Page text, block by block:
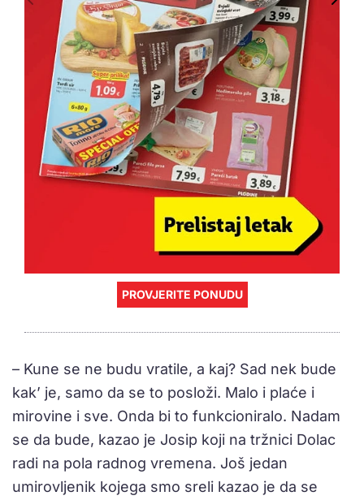
PROVJERITE PONUDU
– Kune se ne budu vratile, a kaj? Sad nek bude
kak’ je, samo da se to posloži. Malo i plaće i
mirovine i sve. Onda bi to funkcioniralo. Nadam
se da bude, kazao je Josip koji na tržnici Dolac
radi na pola radnog vremena. Još jedan
umirovljenik kojega smo sreli kazao je da se